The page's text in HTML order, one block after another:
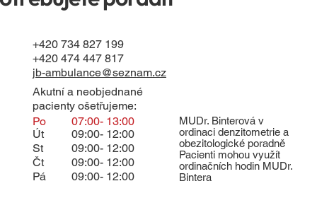
+420 734 827 199
+420 474 447 817
jb-ambulance@seznam.cz
Akutní a neobjednané
pacienty ošetřujeme:
Po
Út
St
Čt
Pá
07:00- 13:00
09:00- 12:00
09:00- 12:00
09:00- 12:00
09:00- 12:00
MUDr. Binterová v
ordinaci denzitometrie a
obezitologické poradně
Pacienti mohou využít
ordinačních hodin MUDr.
Bintera